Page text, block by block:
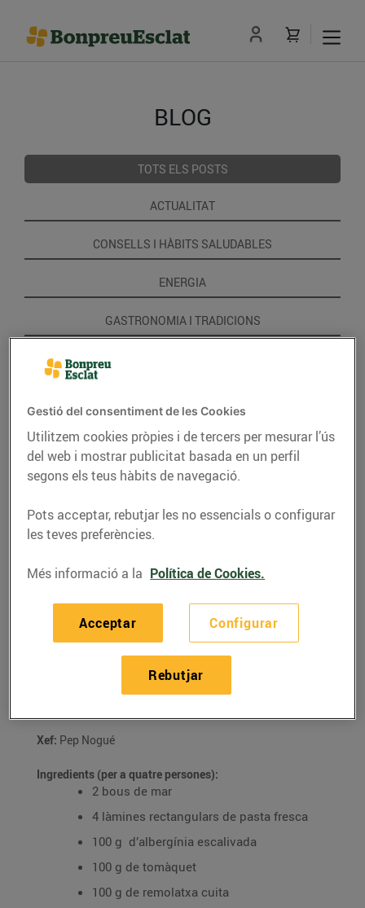
BLOG
TOTS ELS POSTS
ACTUALITAT
CONSELLS I HÀBITS SALUDABLES
ENERGIA
GASTRONOMIA I TRADICIONS
RECEPTES
Canelons de bou de
07/d’octubre/2015
Xef: Pep Nogué
Ingredients (per a quatre persones):
2 bous de mar
4 làmines rectangulars de pasta fresca
100 g d’albergínia escalivada
100 g de tomàquet
100 g de remolatxa cuita
Gestió del consentiment de les Cookies
Utilitzem cookies pròpies i de tercers per mesurar l’ús
del web i mostrar publicitat basada en un perfil
segons els teus hàbits de navegació.
Pots acceptar, rebutjar les no essencials o configurar
les teves preferències.
Més informació a la Política de Cookies.
Configurar
Rebutjar
Acceptar